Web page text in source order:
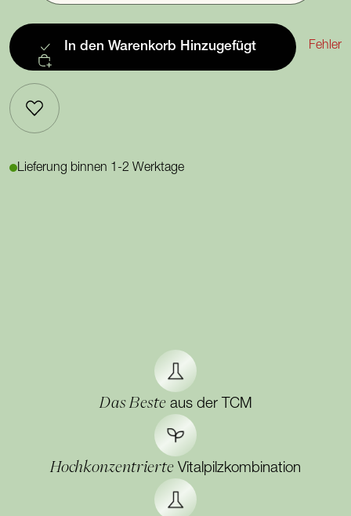
In den Warenkorb Hinzugefügt Fehler
Lieferung binnen 1-2 Werktage
Das Besteaus der TCM
Hochkonzentrierte Vitalpilzkombination